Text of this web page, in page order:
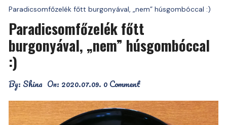
Paradicsomfőzelék főtt burgonyával, „nem” húsgombóccal :)
Paradicsomfőzelék főtt
burgonyával, „nem” húsgombóccal
:)
By: Shina On: 2020.07.09. 0 Comment